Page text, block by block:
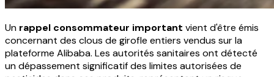
Un rappel consommateur important vient d'être émis
concernant des clous de girofle entiers vendus sur la
plateforme Alibaba. Les autorités sanitaires ont détecté
un dépassement significatif des limites autorisées de